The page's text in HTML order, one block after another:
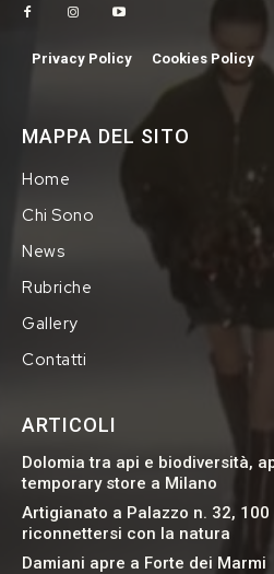
Privacy Policy Cookies Policy
MAPPA DEL SITO
Home
Chi Sono
News
Rubriche
Gallery
Contatti
ARTICOLI
Dolomia tra api e biodiversità,
temporary store a Milano
Artigianato a Palazzo n. 32,
riconnettersi con la natura
Damiani apre a Forte dei Marmi